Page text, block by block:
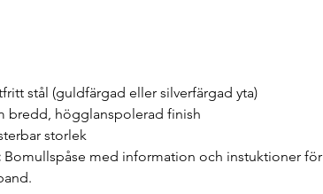
stål (guldfärgad eller silverfärgad yta)
bredd, högglanspolerad finish
storlek
Bomullspåse med information och instuktioner för